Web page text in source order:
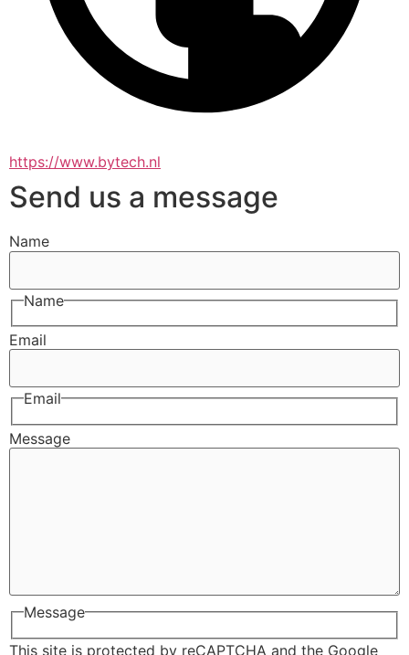
https://www.bytech.nl
Send us a message
Name
Name
Email
Email
Message
Message
This site is protected by reCAPTCHA and the Google